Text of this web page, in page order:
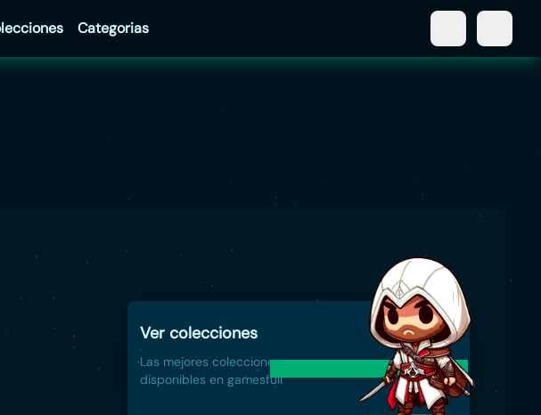
Categorias
Ver colecciones
Las mejores colecciones
disponibles en gamesfull